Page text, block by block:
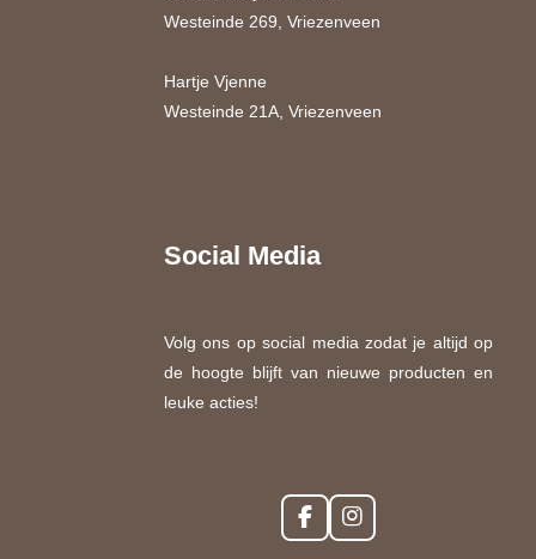
Westeinde 269, Vriezenveen
Hartje Vjenne
Westeinde 21A, Vriezenveen
Social Media
Volg ons op social media zodat je altijd op
de hoogte blijft van nieuwe producten en
leuke acties!
F
a
I
n